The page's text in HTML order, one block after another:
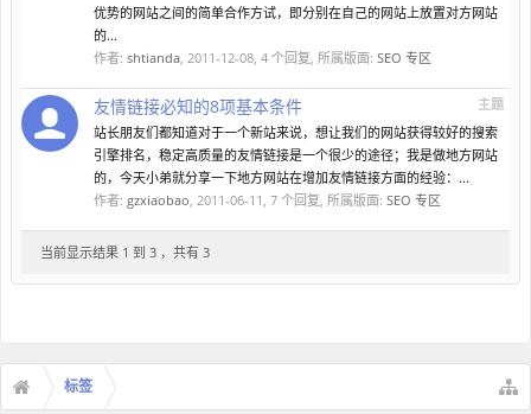
优势的网站之间的简单合作方试，即分别在自己的网站上放置对方网站
的...
作者: shtianda, 2011-12-08, 4 个回复, 所属版面: SEO 专区
主题
友情链接必知的8项基本条件
站长朋友们都知道对于一个新站来说，想让我们的网站获得较好的搜索
引擎排名，稳定高质量的友情链接是一个很少的途径；我是做地方网站
的，今天小弟就分享一下地方网站在增加友情链接方面的经验：...
作者: gzxiaobao, 2011-06-11 , 7 个回复, 所属版面: SEO 专区
当前显示结果 1 到 3 ，共有 3
标签